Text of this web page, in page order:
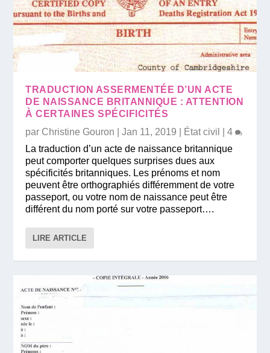
TRADUCTION ASSERMENTÉE D’UN ACTE
DE NAISSANCE BRITANNIQUE : ATTENTION
À CERTAINES SPÉCIFICITÉS
par Christine Gouron |Jan 11, 2019 État civil |4
La traduction d’un acte de naissance britannique
peut comporter quelques surprises dues aux
spécificités britanniques. Les prénoms et nom
peuvent être orthographiés différemment de votre
passeport, ou votre nom de naissance peut être
différent du nom porté sur votre passeport….
LIRE ARTICLE